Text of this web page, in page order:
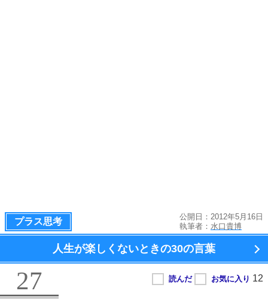
プラス思考
公開日：2012年5月16日
執筆者： 水口貴博
人生が楽しくないときの30の言葉
27